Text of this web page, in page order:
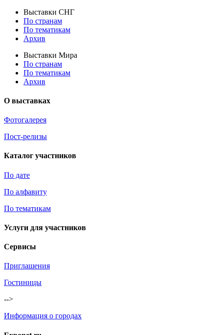
Выставки СНГ
По странам
По тематикам
Архив
Выставки Мира
По странам
По тематикам
Архив
О выставках
Фотогалерея
Пост-релизы
Каталог участников
По дате
По алфавиту
По тематикам
Услуги для участников
Сервисы
Приглашения
Гостиницы
-->
Информация о городах